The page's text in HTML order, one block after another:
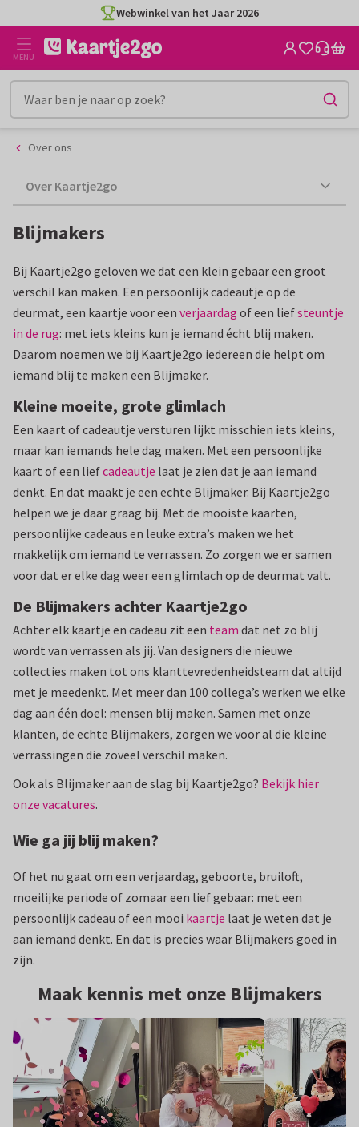
naar
inhoud
naar
het
filter
Webwinkel van het Jaar 2026
MENU
Over ons
Over Kaartje2go
Blijmakers
Bij Kaartje2go geloven we dat een klein gebaar een groot
verschil kan maken. Een persoonlijk cadeautje op de
deurmat, een kaartje voor een verjaardag of een liefsteuntje
in de rug: met iets kleins kun je iemand écht blij maken.
Daarom noemen we bij Kaartje2go iedereen die helpt om
iemand blij te maken een Blijmaker.
Kleine moeite, grote glimlach
Een kaart of cadeautje versturen lijkt misschien iets kleins,
maar kan iemands hele dag maken. Met een persoonlijke
kaart of een liefcadeautje laat je zien dat je aan iemand
denkt. En dat maakt je een echte Blijmaker. Bij Kaartje2go
helpen we je daar graag bij. Met de mooiste kaarten,
persoonlijke cadeaus en leuke extra’s maken we het
makkelijk om iemand te verrassen. Zo zorgen we er samen
voor dat er elke dag weer een glimlach op de deurmat valt.
De Blijmakers achter Kaartje2go
Achter elk kaartje en cadeau zit een team dat net zo blij
wordt van verrassen als jij. Van designers die nieuwe
collecties maken tot ons klanttevredenheidsteam dat altijd
met je meedenkt. Met meer dan 100 collega’s werken we elke
dag aan één doel: mensen blij maken. Samen met onze
klanten, de echte Blijmakers, zorgen we voor al die kleine
verrassingen die zoveel verschil maken.
Ook als Blijmaker aan de slag bij Kaartje2go? Bekijk hier
onze vacatures.
Wie ga jij blij maken?
Of het nu gaat om een verjaardag, geboorte, bruiloft,
moeilijke periode of zomaar een lief gebaar: met een
persoonlijk cadeau of een mooi kaartje laat je weten dat je
aan iemand denkt. En dat is precies waar Blijmakers goed in
zijn.
Maak kennis met onze Blijmakers